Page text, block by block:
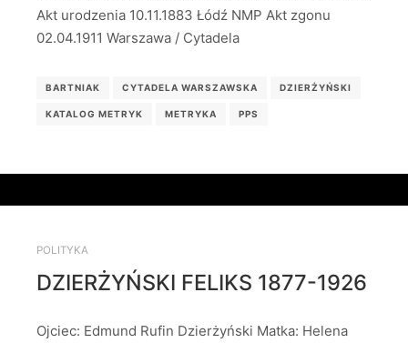
Akt urodzenia 10.11.1883 Łódź NMP Akt zgonu
02.04.1911 Warszawa / Cytadela
BARTNIAK CYTADELA WARSZAWSKA DZIERŻYŃSKI
KATALOG METRYK METRYKA PPS
POLITYKA
DZIERŻYŃSKI FELIKS 1877-1926
Ojciec: Edmund Rufin Dzierżyński Matka: Helena